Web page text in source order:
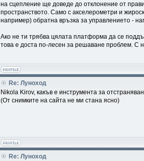
на сцепление ще доведе до отклонение от
пространството. Само с акселерометри и
например) обратна връзка за управлението -
Ако не ти трябва цялата платформа да се
това е доста по-лесен за решаване проблем. С
Re: Луноход
Nikola Kirov, какъв е инструмента за
(От снимките на сайта не ми стана ясно)
Re: Луноход